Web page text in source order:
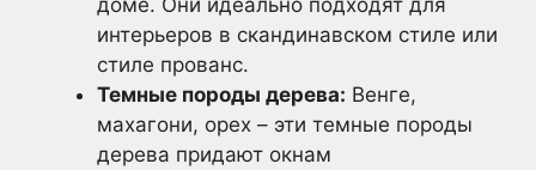
интерьеров в скандинавском стиле или
стиле прованс.
Темные породы дерева: Венге,
махагони, орех – эти темные породы
дерева придают окнам